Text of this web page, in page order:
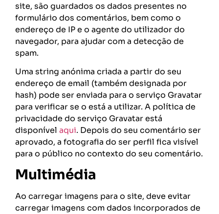
site, são guardados os dados presentes no
formulário dos comentários, bem como o
endereço de IP e o agente do utilizador do
navegador, para ajudar com a detecção de
spam.
Uma string anónima criada a partir do seu
endereço de email (também designada por
hash) pode ser enviada para o serviço Gravatar
para verificar se o está a utilizar. A política de
privacidade do serviço Gravatar está
disponívelaqui. Depois do seu comentário ser
aprovado, a fotografia do ser perfil fica visível
para o público no contexto do seu comentário.
Multimédia
Ao carregar imagens para o site, deve evitar
carregar imagens com dados incorporados de